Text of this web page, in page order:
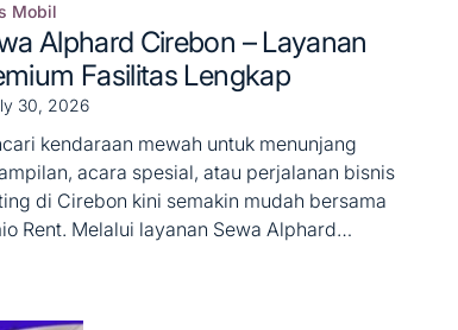
Mobil
Alphard Cirebon – Layanan
Fasilitas Lengkap
30, 2026
kendaraan mewah untuk menunjang
acara spesial, atau perjalanan bisnis
di Cirebon kini semakin mudah bersama
Rent. Melalui layanan Sewa Alphard
prestise, dan privasi maksimal bagi